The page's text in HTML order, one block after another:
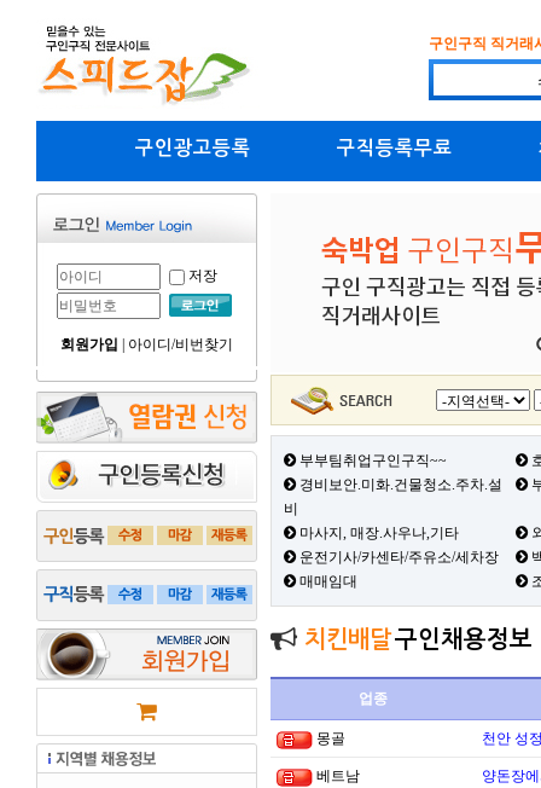
구인구직 직거래
구인광고등록 구직등록무료
저장
회원가입 아이디/비번찾기
부부팀취업구인구직~~
경비보안.미화.건물청소.주차.설
비
마사지, 매장.사우나,기타
운전기사/카센타/주유소/세차장
매매임대
치킨배달구인채용정보
업종
몽골 천안 성
베트남 양돈장